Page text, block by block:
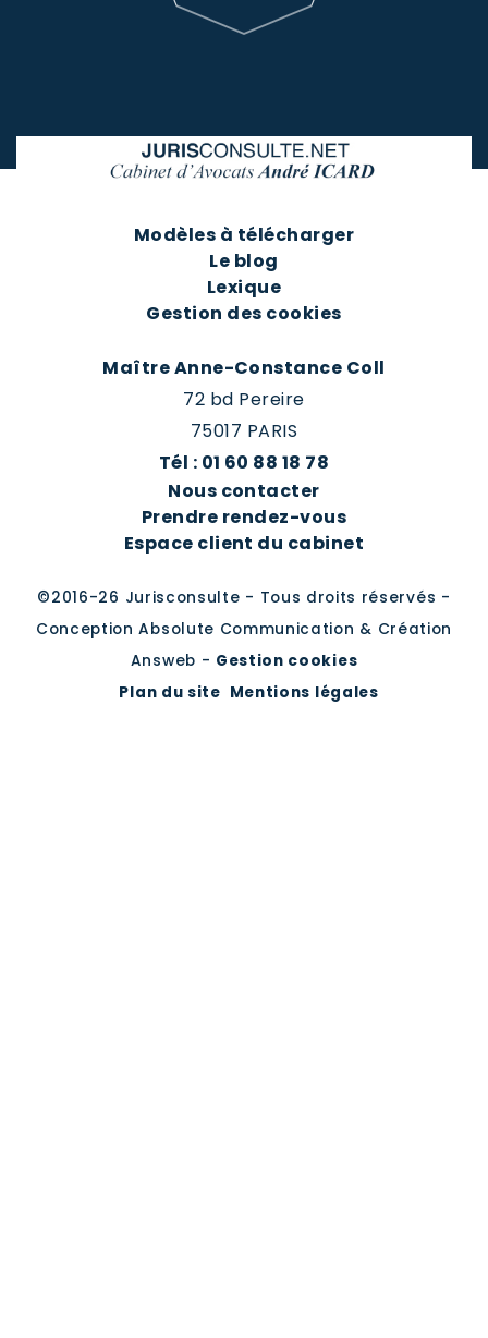
Modèles à télécharger
Le blog
Lexique
Gestion des cookies
Maître Anne-Constance Coll
72 bd Pereire
75017 PARIS
Tél : 01 60 88 18 78
Nous contacter
Prendre rendez-vous
Espace client du cabinet
©2016-26 Jurisconsulte - Tous droits réservés -
Conception Absolute Communication & Création
Answeb - Gestion cookies
Plan du site Mentions légales